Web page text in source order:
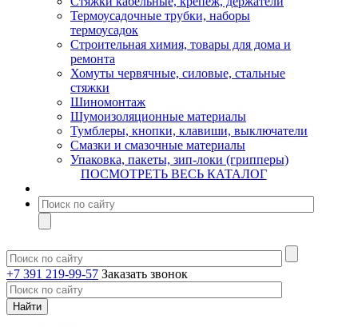
Термоусадочные трубки, наборы
термоусадок
Строительная химия, товары для дома и
ремонта
Хомуты червячные, силовые, стальные
стяжки
Шиномонтаж
Шумоизоляционные материалы
Тумблеры, кнопки, клавиши, выключатели
Смазки и смазочные материалы
Упаковка, пакеты, зип-локи (грипперы)
ПОСМОТРЕТЬ ВЕСЬ КАТАЛОГ
+7 391 219-99-57 Заказать звонок